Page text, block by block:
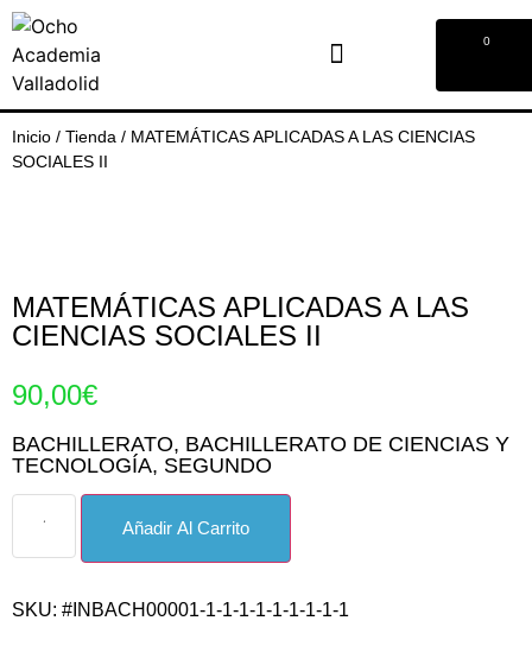
0
Inicio / Tienda / MATEMÁTICAS APLICADAS A LAS CIENCIAS
SOCIALES II
MATEMÁTICAS APLICADAS A LAS
CIENCIAS SOCIALES II
90,00€
BACHILLERATO, BACHILLERATO DE CIENCIAS Y
TECNOLOGÍA​, SEGUNDO
Añadir Al Carrito
SKU: #INBACH00001-1-1-1-1-1-1-1-1-1